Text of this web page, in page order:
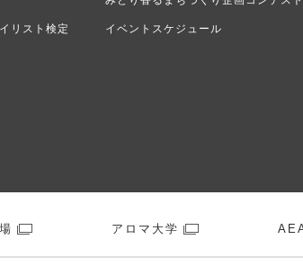
リスト検定 イベントスケジュール
アロマ大学